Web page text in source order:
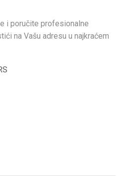
i poručite profesionalne
na Vašu adresu u najkraćem